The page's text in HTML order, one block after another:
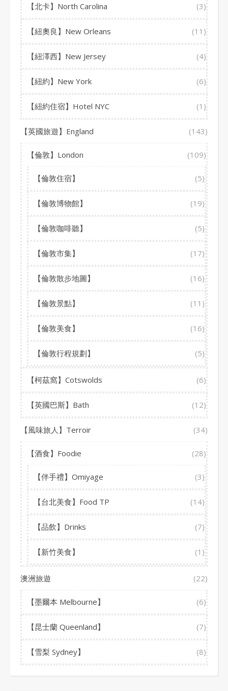
【北卡】North Carolina (3)
【紐奧良】New Orleans (11)
【紐澤西】New Jersey (4)
【紐約】New York (6)
【紐約住宿】Hotel NYC (1)
【英國旅遊】England (143)
【倫敦】London (109)
【倫敦住宿】 (5)
【倫敦博物館】 (19)
【倫敦咖啡聽】 (5)
【倫敦市集】 (17)
【倫敦散步地圖】 (16)
【倫敦景點】 (11)
【倫敦美食】 (16)
【倫敦行程規劃】 (5)
【柯茲窩】Cotswolds (6)
【英國巴斯】Bath (12)
【風味旅人】Terroir (34)
【酒食】Foodie (28)
【伴手禮】Omiyage (3)
【台北美食】Food TP (14)
【品飲】Drinks (7)
【新竹美食】 (1)
澳洲旅遊 (22)
【墨爾本 Melbourne】 (6)
【昆士蘭 Queenland】 (7)
【雪梨 Sydney】 (8)